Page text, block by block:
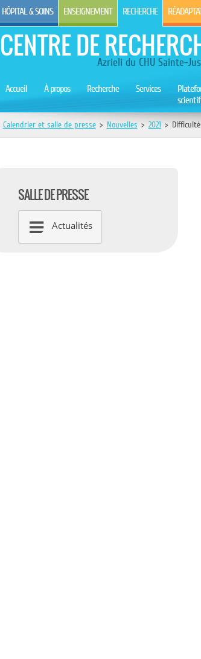
HÔPITAL & SOINS ENSEIGNEMENT RECHERCHE
CENTRE DEAzrieli du CHU Sainte-
Accueil À propos Recherche Services
Calendrier et salle de presse > Nouvelles > 2021 >
SALLE DE PRESSE
Actualités